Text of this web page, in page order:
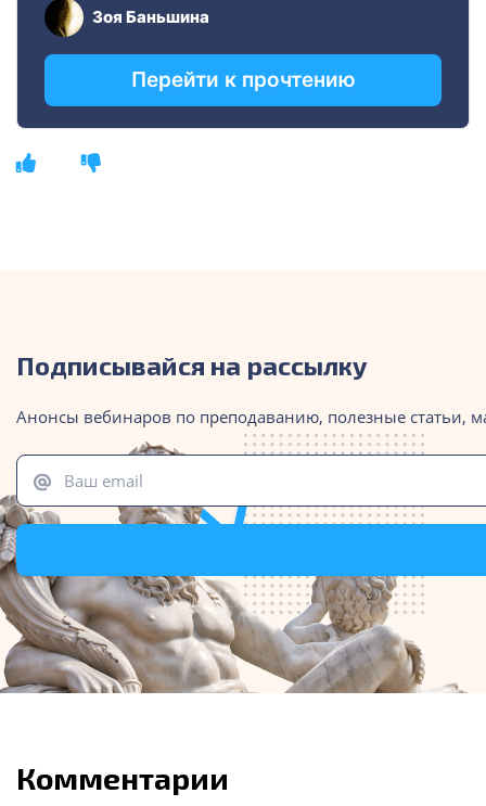
Подписывайся на рассылку
Анонсы вебинаров по преподаванию, полезные статьи,
Ваш email
Комментарии